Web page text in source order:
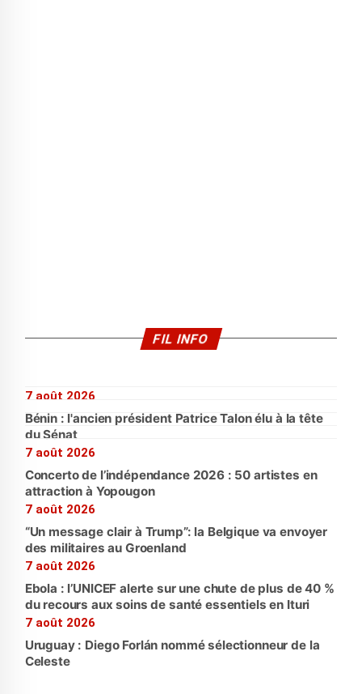
FIL INFO
7 août 2026
Bénin : l'ancien président Patrice Talon élu à la tête
du Sénat
7 août 2026
Concerto de l’indépendance 2026 : 50 artistes en
attraction à Yopougon
7 août 2026
“Un message clair à Trump”: la Belgique va envoyer
des militaires au Groenland
7 août 2026
Ebola : l’UNICEF alerte sur une chute de plus de 40 %
du recours aux soins de santé essentiels en Ituri
7 août 2026
Uruguay : Diego Forlán nommé sélectionneur de la
Celeste